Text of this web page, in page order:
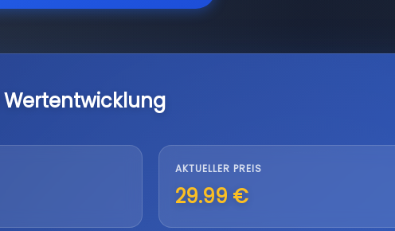
Wertentwicklung
AKTUELLER PREIS
29.99 €